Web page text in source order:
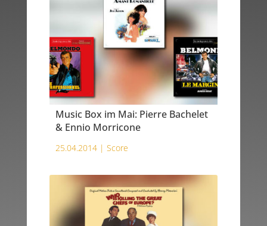
Music Box im Mai: Pierre Bachelet
& Ennio Morricone
25.04.2014 | Score